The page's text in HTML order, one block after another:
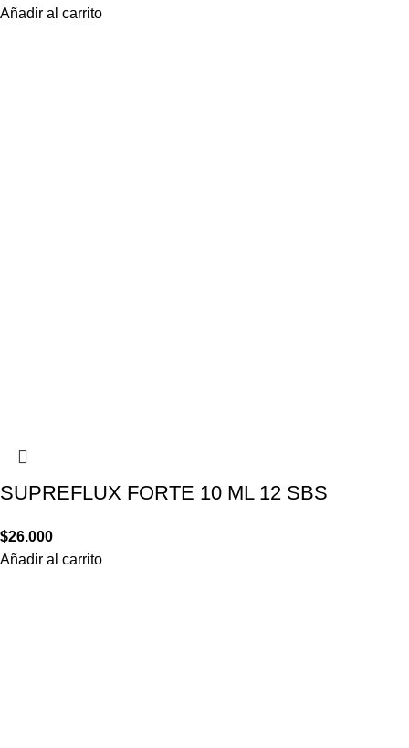
Añadir al carrito
SUPREFLUX FORTE 10 ML 12 SBS
$26.000
Añadir al carrito